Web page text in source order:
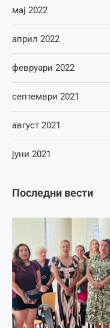
Последни вести
мај 2022
април 2022
февруари 2022
септември 2021
август 2021
јуни 2021